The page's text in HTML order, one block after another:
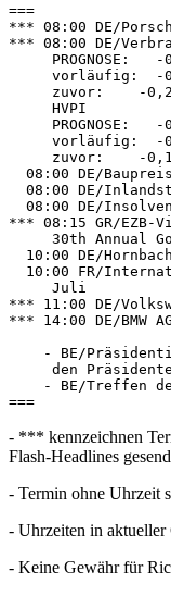
===
*** 08:00 DE/
*** 08:00 DE/
PROGNOSE:   -
vorläufig:  -
zuvor:    -
     HVPI
PROGNOSE:   -
vorläufig:  -
zuvor:    -
08:00 DE/
08:00 DE/
08:00 DE/
*** 08:15 GR/
30th Annual
10:00 DE/
10:00 FR/
     Juli
*** 11:00 DE/
*** 14:00 DE/BMW
- BE/
den
- BE/Treffen
- *** kennzeichnen
Flash-Headlines
- Termin ohne Uhrzeit
- Uhrzeiten in aktueller
- Keine Gewähr für